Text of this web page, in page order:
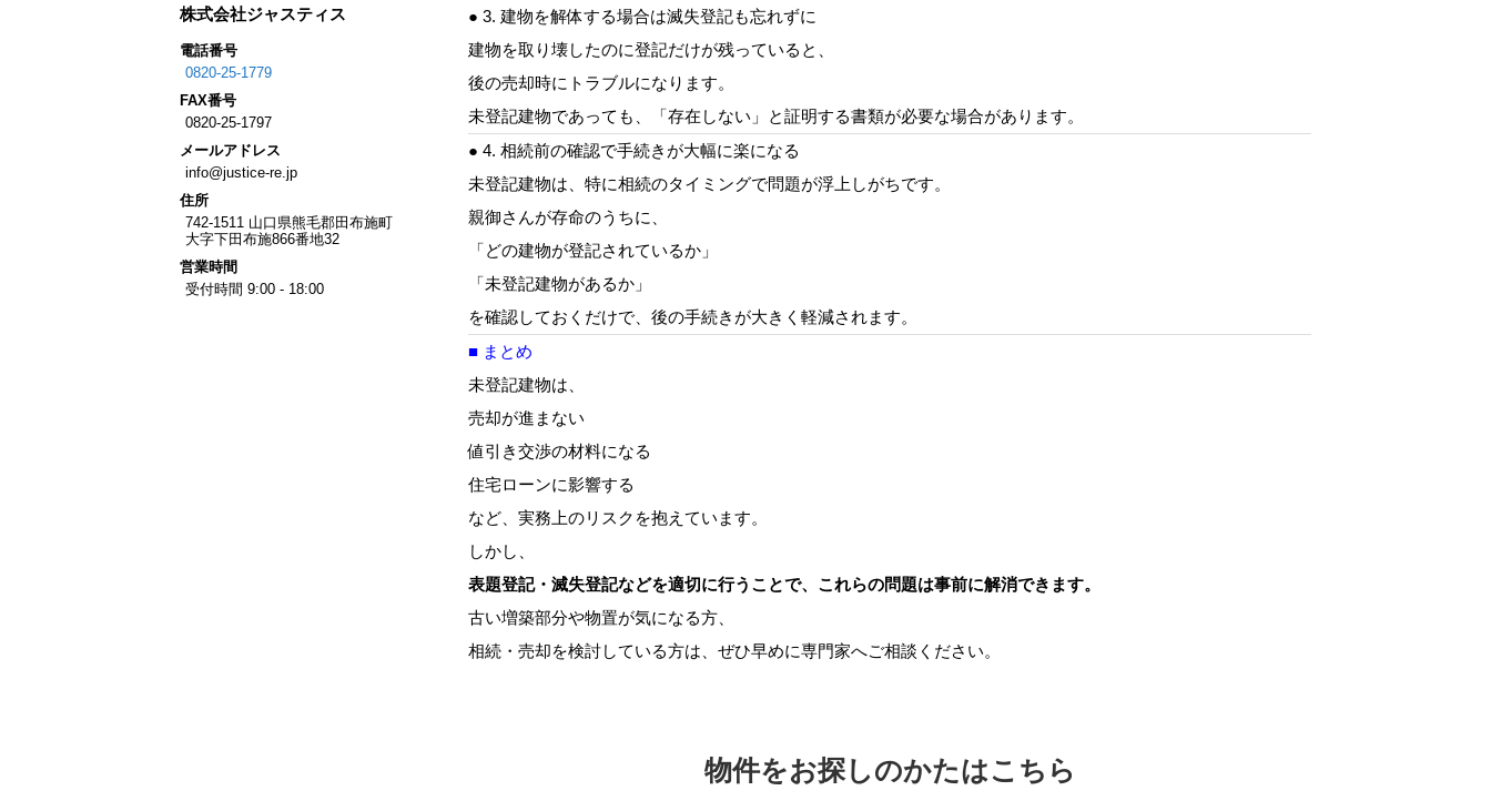
● 3. 建物を解体する場合は滅失登記も忘れずに
建物を取り壊したのに登記だけが残っていると、
後の売却時にトラブルになります。
未登記建物であっても、「存在しない」と証明する書類が必要な場合があります。
● 4. 相続前の確認で手続きが大幅に楽になる
未登記建物は、特に相続のタイミングで問題が浮上しがちです。
親御さんが存命のうちに、
「どの建物が登記されているか」
「未登記建物があるか」
を確認しておくだけで、後の手続きが大きく軽減されます。
■ まとめ
未登記建物は、
売却が進まない
値引き交渉の材料になる
住宅ローンに影響する
など、実務上のリスクを抱えています。
しかし、
表題登記・滅失登記などを適切に行うことで、これらの問題は事前に解消できます。
古い増築部分や物置が気になる方、
相続・売却を検討している方は、ぜひ早めに専門家へご相談ください。
物件をお探しのかたはこちら
株式会社ジャスティス
電話番号
0820-25-1779
FAX番号
0820-25-1797
メールアドレス
info@justice-re.jp
住所
742-1511 山口県熊毛郡田布施町
大字下田布施866番地32
営業時間
受付時間 9:00 - 18:00